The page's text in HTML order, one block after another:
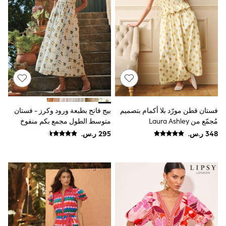
Sun Hats & Caps
Resort Styles
Boys' Holiday Shop
Boys' Travel Styles
Sunset Styles
Occasionwear
Sets & Outfits
Linen Collection
Tops & T-Shirts
Shirts
Swimwear
Shorts
Sandals & Clogs
Sun Hats & Caps
Sunglasses
Baby Holiday Shop
Baby Summer Nightwear
Occasionwear
Dresses
Sets & Outfits
فستان قطن مورّد بلا أكمام بتصميم
مُجمّع من Laura Ashley
بيج فاتح بطبعة ورود وكرز - فستان
متوسط الطول مجمع بكم منفوخ